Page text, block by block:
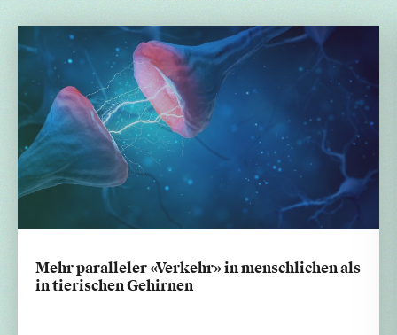
Mehr paralleler «Verkehr» in menschlichen als
in tierischen Gehirnen